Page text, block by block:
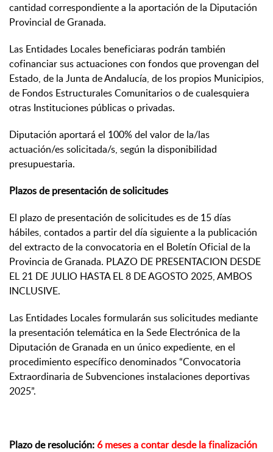
cantidad correspondiente a la aportación de la Diputación
Provincial de Granada.
Las Entidades Locales beneficiaras podrán también
cofinanciar sus actuaciones con fondos que provengan del
Estado, de la Junta de Andalucía, de los propios Municipios,
de Fondos Estructurales Comunitarios o de cualesquiera
otras Instituciones públicas o privadas.
Diputación aportará el 100% del valor de la/las
actuación/es solicitada/s, según la disponibilidad
presupuestaria.
Plazos de presentación de solicitudes
El plazo de presentación de solicitudes es de 15 días
hábiles, contados a partir del día siguiente a la publicación
del extracto de la convocatoria en el Boletín Oficial de la
Provincia de Granada. PLAZO DE PRESENTACION DESDE
EL 21 DE JULIO HASTA EL 8 DE AGOSTO 2025, AMBOS
INCLUSIVE.
Las Entidades Locales formularán sus solicitudes mediante
la presentación telemática en la Sede Electrónica de la
Diputación de Granada en un único expediente, en el
procedimiento específico denominados “Convocatoria
Extraordinaria de Subvenciones instalaciones deportivas
2025”.
Plazo de resolución: 6 meses a contar desde la finalización